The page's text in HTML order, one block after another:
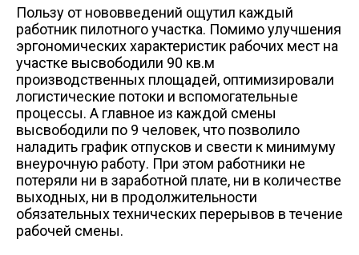
Пользу от нововведений ощутил каждый
работник пилотного участка. Помимо улучшения
эргономических характеристик рабочих мест на
участке высвободили 90 кв.м
производственных площадей, оптимизировали
логистические потоки и вспомогательные
процессы. А главное из каждой смены
высвободили по 9 человек, что позволило
наладить график отпусков и свести к минимуму
внеурочную работу. При этом работники не
потеряли ни в заработной плате, ни в количестве
выходных, ни в продолжительности
обязательных технических перерывов в течение
рабочей смены.